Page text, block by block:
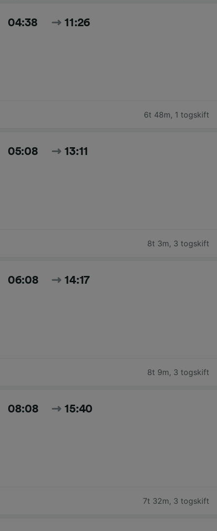
04:38 11:26
6t 48m, 1 togskift
05:08 13:11
8t 3m, 3 togskift
06:08 14:17
8t 9m, 3 togskift
08:08 15:40
7t 32m, 3 togskift